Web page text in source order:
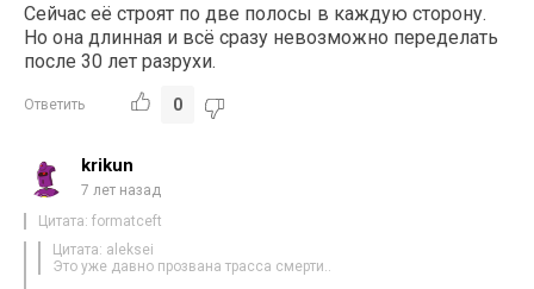
Сейчас её строят по две полосы в каждую сторону.
Но она длинная и всё сразу невозможно переделать
после 30 лет разрухи.
Ответить 0
krikun
7 лет назад
Цитата: formatceft
Цитата: aleksei
Это уже давно прозвана трасса смерти..